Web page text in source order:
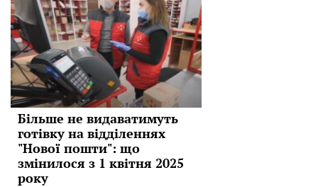
Більше не видаватимуть
готівку на відділеннях
"Нової пошти": що
змінилося з 1 квітня 2025
року